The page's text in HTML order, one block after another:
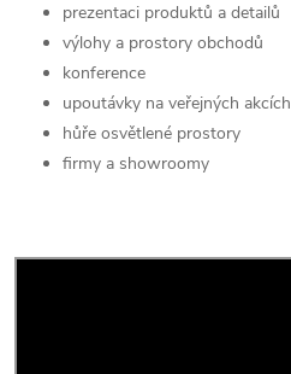
prezentaci produktů a detailů
výlohy a prostory obchodů
konference
upoutávky na veřejných akcích
hůře osvětlené prostory
firmy a showroomy